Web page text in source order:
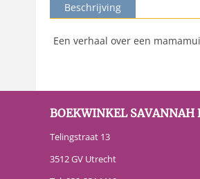
Beschrijving
Een verhaal over een
BOEKWINKEL SAVANNAH
Telingstraat 13
3512 GV Utrecht